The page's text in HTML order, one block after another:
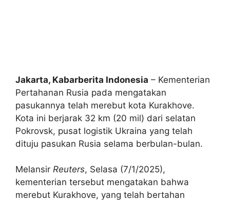
Jakarta, Kabarberita Indonesia – Kementerian
Pertahanan Rusia pada mengatakan
pasukannya telah merebut kota Kurakhove.
Kota ini berjarak 32 km (20 mil) dari selatan
Pokrovsk, pusat logistik Ukraina yang telah
dituju pasukan Rusia selama berbulan-bulan.
Melansir Reuters, Selasa (7/1/2025),
kementerian tersebut mengatakan bahwa
merebut Kurakhove, yang telah bertahan